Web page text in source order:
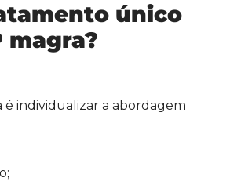
único
magra?
é individualizar a abordagem